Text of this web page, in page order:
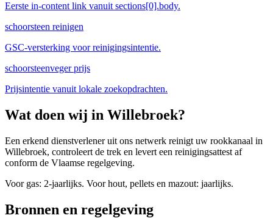
Eerste in-content link vanuit sections[0].body.
schoorsteen reinigen
GSC-versterking voor reinigingsintentie.
schoorsteenveger prijs
Prijsintentie vanuit lokale zoekopdrachten.
Wat doen wij in Willebroek?
Een erkend dienstverlener uit ons netwerk reinigt uw rookkanaal in
Willebroek, controleert de trek en levert een reinigingsattest af
conform de Vlaamse regelgeving.
Voor gas: 2-jaarlijks. Voor hout, pellets en mazout: jaarlijks.
Bronnen en regelgeving